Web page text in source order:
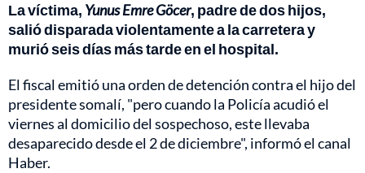
La víctima, Yunus Emre Göcer, padre de dos hijos,
salió disparada violentamente a la carretera y
murió seis días más tarde en el hospital.
El fiscal emitió una orden de detención contra el hijo del
presidente somalí, "pero cuando la Policía acudió el
viernes al domicilio del sospechoso, este llevaba
desaparecido desde el 2 de diciembre", informó el canal
Haber.